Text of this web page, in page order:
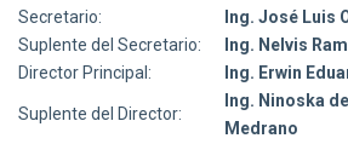
Secretario:
Ing. José Luis
Suplente del Secretario:
Ing. Nelvis
Director Principal:
Ing. Erwin
Suplente del Director:
Ing. Ninoska
Medrano